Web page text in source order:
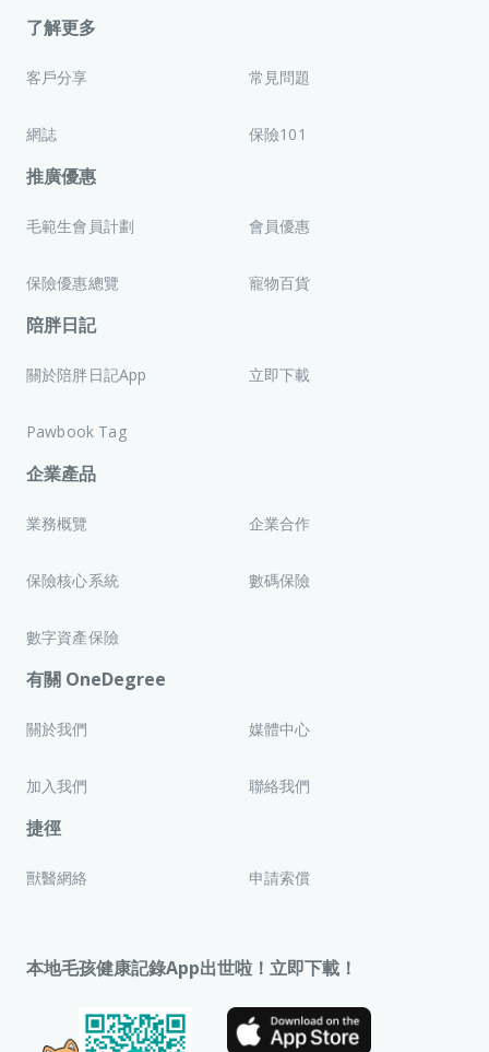
了解更多
客戶分享 常見問題
網誌 保險101
推廣優惠
毛範生會員計劃 會員優惠
保險優惠總覽 寵物百貨
陪胖日記
關於陪胖日記App 立即下載
Pawbook Tag
企業產品
業務概覽 企業合作
保險核心系統 數碼保險
數字資產保險
有關 OneDegree
關於我們 媒體中心
加入我們 聯絡我們
捷徑
獸醫網絡 申請索償
本地毛孩健康記錄App出世啦！立即下載！